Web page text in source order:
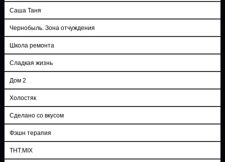
Саша Таня
Чернобыль. Зона отчуждения
Школа ремонта
Сладкая жизнь
Дом 2
Холостяк
Сделано со вкусом
Фэшн терапия
ТНТ.MIX